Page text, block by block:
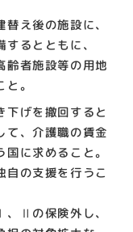
え後の施設に、
るとともに、
齢者施設等の用地
。
下げを撤回すると
て、介護職の賃金
に求めること。
自の支援を行うこ
Ⅱの保険外し、